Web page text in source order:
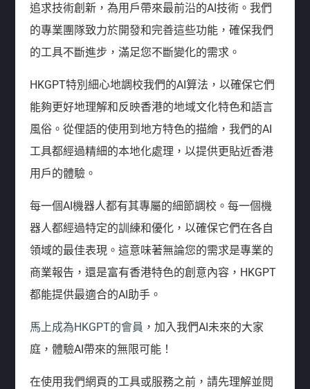
追求技術創新，為用戶帶來最前沿的AI技術。我們
的專業團隊致力於開發和完善這些功能，確保我們
的工具不斷進步，滿足您不斷變化的需求。
HKGPT特別細心地調校我們的AI算法，以確保它們
能夠更好地理解和反映香港的地域文化特色和語言
風俗。從俚語的使用到地方特色的描繪，我們的AI
工具都經過精細的本地化處理，以提供更貼近香港
用戶的體驗。
每一個AI機器人都有其專屬的細節調校。每一個機
器人都經過特定的訓練和優化，以確保它們在各自
領域的最佳表現。這意味著無論您的需求是專業的
商業報告，還是富有香港特色的創意內容，HKGPT
都能提供最適合的AI助手。
馬上成為HKGPT的會員 ，加入我們AI未來的大家
庭，體驗AI帶來的無限可能！
在使用我們網頁的工具或服務之前，請先理解並閱